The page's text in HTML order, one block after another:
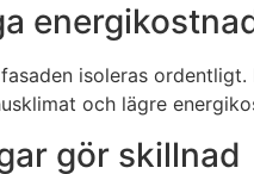
isoleras
och lägre
gör skillnad